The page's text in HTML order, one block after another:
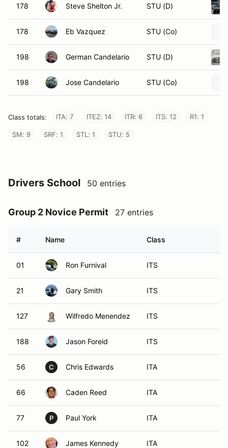
178 Steve Shelton Jr. STU (D)
178 Eb Vazquez STU (Co)
198 German Candelario STU (D)
198 Jose Candelario STU (Co)
Class totals: ITA: 7 ITEZ: 14 ITR: 6 ITS: 12 R1: 1
SM: 9 SRF: 1 STL: 1 STU: 5
Drivers School 50 entries
Group 2 Novice Permit 27 entries
# Name Class
01 Ron Furnival ITS
21 Gary Smith ITS
127 Wilfredo Menendez ITS
188 Jason Foreid ITS
56 C Chris Edwards ITA
66 Caden Reed ITA
77 P Paul York ITA
102 James Kennedy ITA